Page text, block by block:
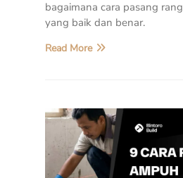
bagaimana cara pasang
yang baik dan benar.
Read More